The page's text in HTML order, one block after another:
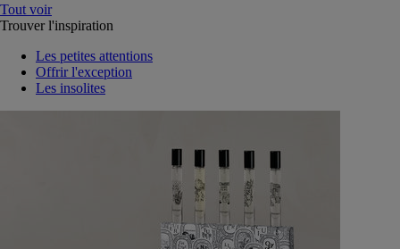
Tout voir
Trouver l'inspiration
Les petites attentions
Offrir l'exception
Les insolites